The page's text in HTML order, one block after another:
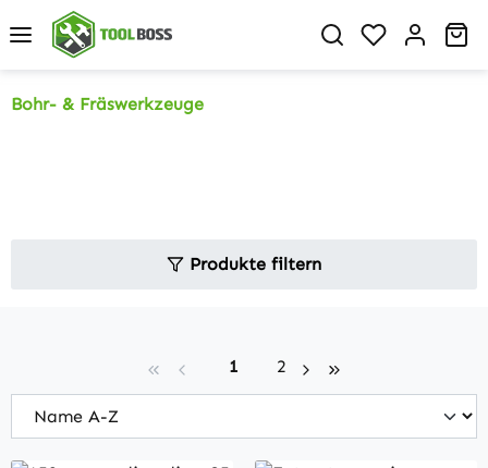
Zum Hauptinhalt springen Du hast 0
Bohr- & Fräswerkzeuge
Produkte filtern
Seite
1 Seite
2